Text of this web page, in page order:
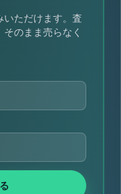
いただけます。査
のまま売らなく